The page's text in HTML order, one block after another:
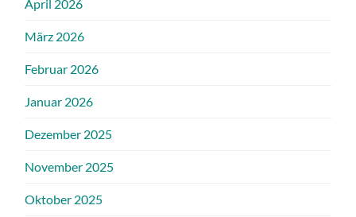
April 2026
März 2026
Februar 2026
Januar 2026
Dezember 2025
November 2025
Oktober 2025